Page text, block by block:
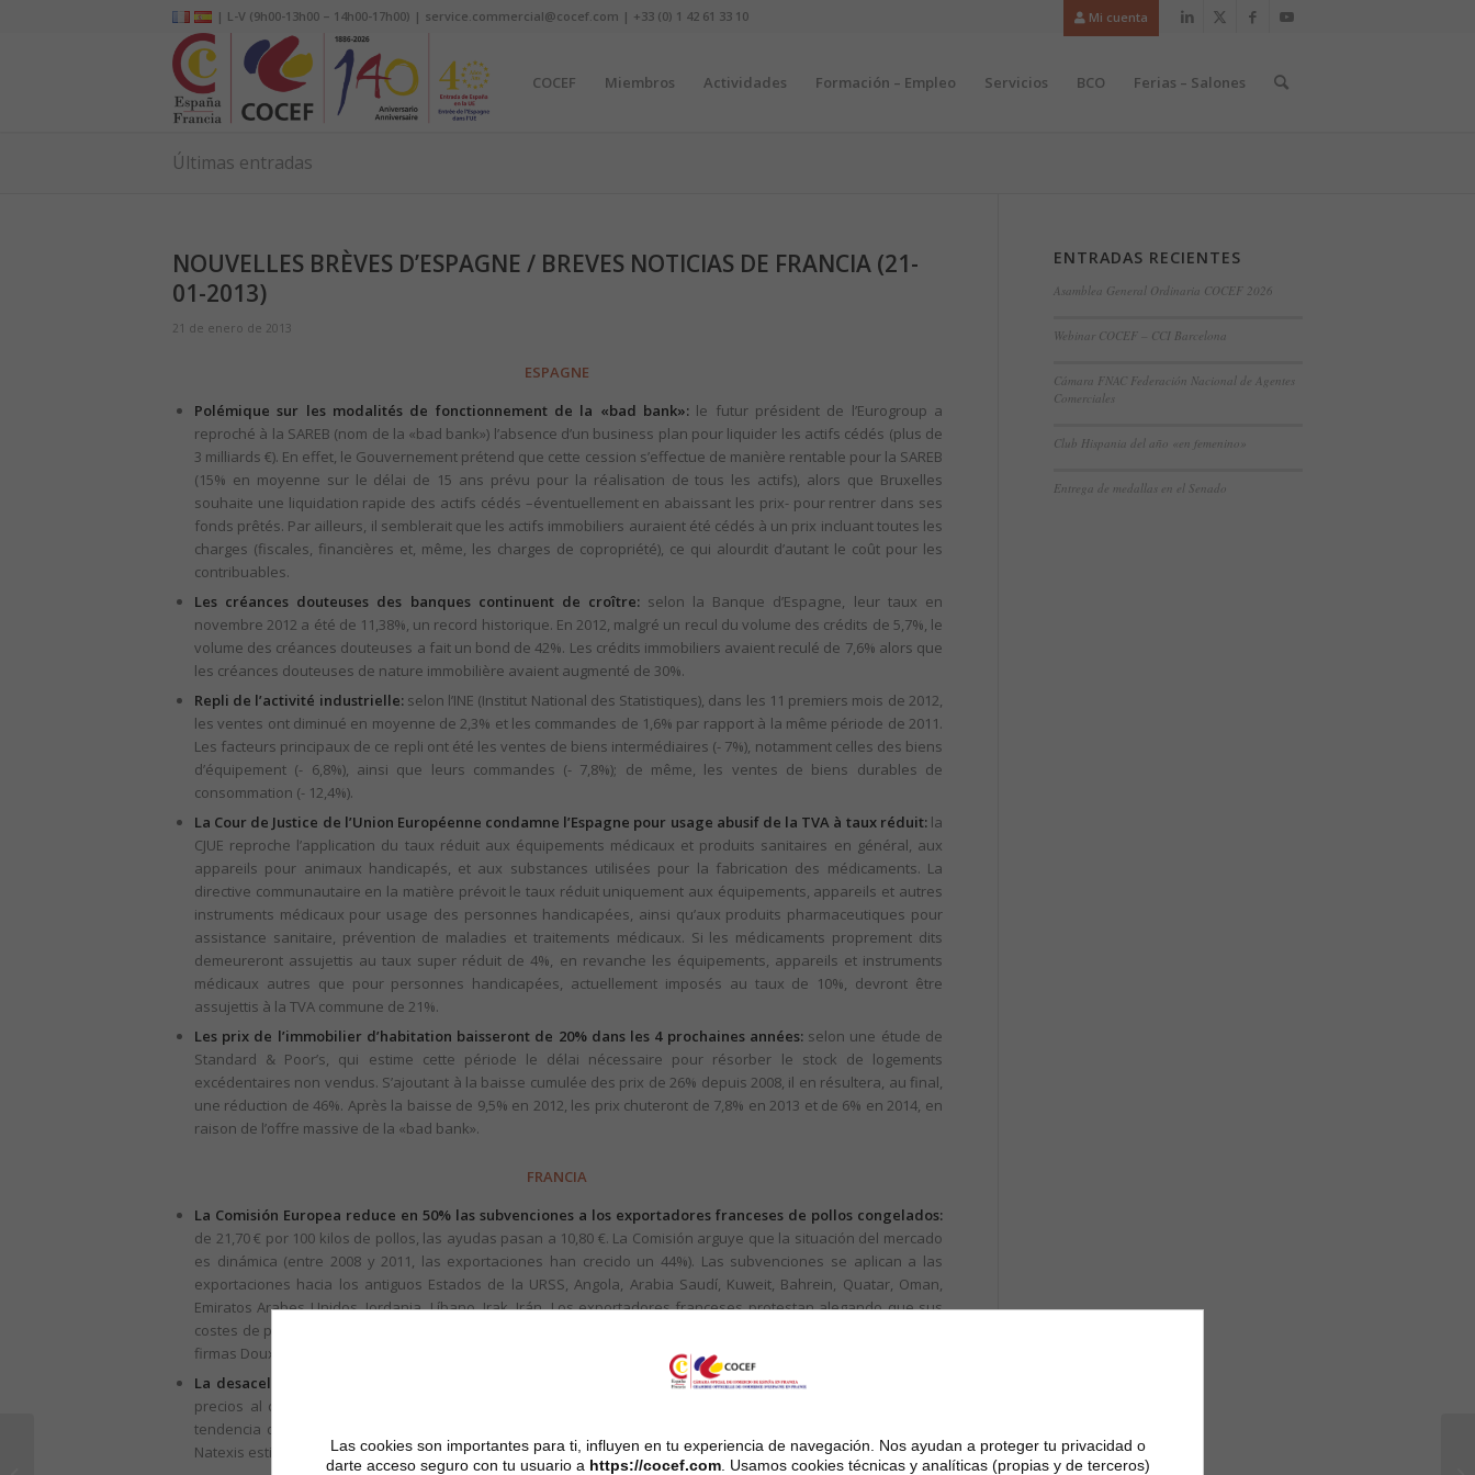
Mi cuenta
| L-V (9h00-13h00 – 14h00-17h00) | service.commercial@cocef.com | +33 (0) 1 42 61 33 10
COCEF Miembros Actividades Formación – Empleo Servicios BCO Ferias – Salones
Últimas entradas
NOUVELLES BRÈVES D’ESPAGNE / BREVES NOTICIAS DE FRANCIA (21-
01-2013)
21 de enero de 2013
ESPAGNE
Polémique sur les modalités de fonctionnement de la «bad bank»:le futur président de l’Eurogroup a
reproché à la SAREB (nom de la «bad bank») l’absence d’un business plan pour liquider les actifs cédés (plus de
3 milliards €). En effet, le Gouvernement prétend que cette cession s’effectue de manière rentable pour la SAREB
(15% en moyenne sur le délai de 15 ans prévu pour la réalisation de tous les actifs), alors que Bruxelles
souhaite une liquidation rapide des actifs cédés –éventuellement en abaissant les prix- pour rentrer dans ses
fonds prêtés. Par ailleurs, il semblerait que les actifs immobiliers auraient été cédés à un prix incluant toutes les
charges (fiscales, financières et, même, les charges de copropriété), ce qui alourdit d’autant le coût pour les
contribuables.
Les créances douteuses des banques continuent de croître:selon la Banque d’Espagne, leur taux en
novembre 2012 a été de 11,38%, un record historique. En 2012, malgré un recul du volume des crédits de 5,7%, le
volume des créances douteuses a fait un bond de 42%. Les crédits immobiliers avaient reculé de 7,6% alors que
les créances douteuses de nature immobilière avaient augmenté de 30%.
Repli de l’activité industrielle:selon l’INE (Institut National des Statistiques), dans les 11 premiers mois de 2012,
les ventes ont diminué en moyenne de 2,3% et les commandes de 1,6% par rapport à la même période de 2011.
Les facteurs principaux de ce repli ont été les ventes de biens intermédiaires (- 7%), notamment celles des biens
d’équipement (- 6,8%), ainsi que leurs commandes (- 7,8%); de même, les ventes de biens durables de
consommation (- 12,4%).
La Cour de Justice de l’Union Européenne condamne l’Espagne pour usage abusif de la TVA à taux réduit:la
CJUE reproche l’application du taux réduit aux équipements médicaux et produits sanitaires en général, aux
appareils pour animaux handicapés, et aux substances utilisées pour la fabrication des médicaments. La
directive communautaire en la matière prévoit le taux réduit uniquement aux équipements, appareils et autres
instruments médicaux pour usage des personnes handicapées, ainsi qu’aux produits pharmaceutiques pour
assistance sanitaire, prévention de maladies et traitements médicaux. Si les médicaments proprement dits
demeureront assujettis au taux super réduit de 4%, en revanche les équipements, appareils et instruments
médicaux autres que pour personnes handicapées, actuellement imposés au taux de 10%, devront être
assujettis à la TVA commune de 21%.
Les prix de l’immobilier d’habitation baisseront de 20% dans les 4 prochaines années:selon une étude de
Standard & Poor’s, qui estime cette période le délai nécessaire pour résorber le stock de logements
excédentaires non vendus. S’ajoutant à la baisse cumulée des prix de 26% depuis 2008, il en résultera, au final,
une réduction de 46%. Après la baisse de 9,5% en 2012, les prix chuteront de 7,8% en 2013 et de 6% en 2014, en
raison de l’offre massive de la «bad bank».
FRANCIA
La Comisión Europea reduce en 50% las subvenciones a los exportadores franceses de pollos congelados:
de 21,70 € por 100 kilos de pollos, las ayudas pasan a 10,80 €. La Comisión arguye que la situación del mercado
es dinámica (entre 2008 y 2011, las exportaciones han crecido un 44%). Las subvenciones se aplican a las
exportaciones hacia los antiguos Estados de la URSS, Angola, Arabia Saudí, Kuweit, Bahrein, Quatar, Oman,
Emiratos Arabes Unidos, Jordania, Líbano, Irak, Irán. Los exportadores franceses protestan alegando que sus
costes de producción son mayores que los de sus principales competidores: Brasil, EE.UU, Tailandia, China. Las
firmas Doux (en procedimiento colectivo) y Tilly-Sabco son las más afectadas por esa medida.
La desaceleración de la inflación proseguirá en 2013:
según el INSEE (Instituto Nacional de Estadística), los
precios al consumo han aumentado de promedio un 2% entre 2011 y 2012 (2,1% entre 2010 y 2011) y esa
tendencia debería continuar en 2013 por el impacto de la crisis y el deterioro del mercado laboral. El banco
Natexis estima a + 1,4% el nivel de inflación en 2013.
ENTRADAS RECIENTES
Asamblea General Ordinaria COCEF 2026
Webinar COCEF – CCI Barcelona
Cámara FNAC Federación Nacional de Agentes
Comerciales
Club Hispania del año «en femenino»
Entrega de medallas en el Senado
Las cookies son importantes para ti, influyen en tu experiencia de navegación. Nos ayudan a proteger tu privacidad o
darte acceso seguro con tu usuario a https://cocef.com. Usamos cookies técnicas y analíticas (propias y de terceros)